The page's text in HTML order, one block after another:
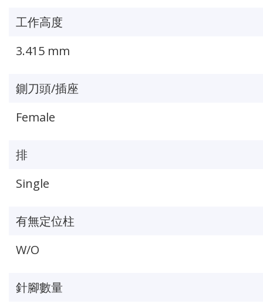
工作高度
3.415 mm
鍘刀頭/插座
Female
排
Single
有無定位柱
W/O
針腳數量